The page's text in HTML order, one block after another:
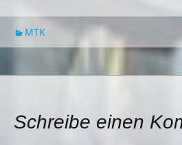
MTK
Schreibe einen